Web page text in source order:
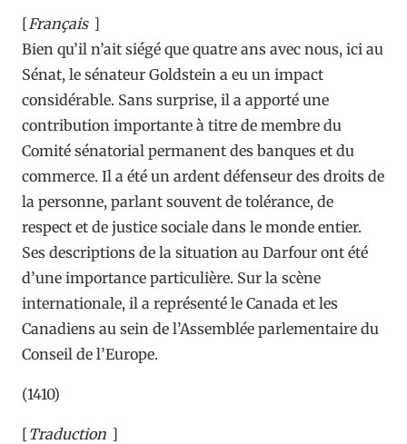
[Français ]
Bien qu’il n’ait siégé que quatre ans avec nous, ici au
Sénat, le sénateur Goldstein a eu un impact
considérable. Sans surprise, il a apporté une
contribution importante à titre de membre du
Comité sénatorial permanent des banques et du
commerce. Il a été un ardent défenseur des droits de
la personne, parlant souvent de tolérance, de
respect et de justice sociale dans le monde entier.
Ses descriptions de la situation au Darfour ont été
d’une importance particulière. Sur la scène
internationale, il a représenté le Canada et les
Canadiens au sein de l’Assemblée parlementaire du
Conseil de l’Europe.
(1410)
[Traduction ]